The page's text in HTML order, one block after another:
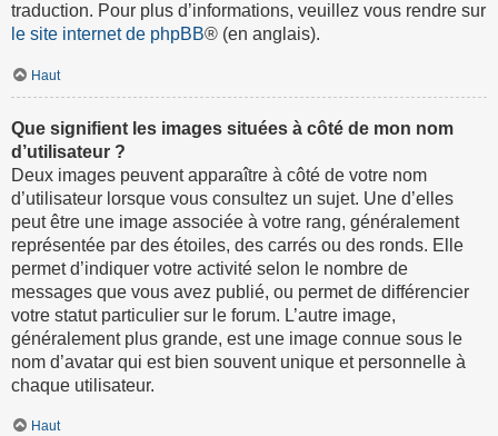
traduction. Pour plus d’informations, veuillez vous rendre sur
le site internet de phpBB® (en anglais).
Haut
Que signifient les images situées à côté de mon nom
d’utilisateur ?
Deux images peuvent apparaître à côté de votre nom
d’utilisateur lorsque vous consultez un sujet. Une d’elles
peut être une image associée à votre rang, généralement
représentée par des étoiles, des carrés ou des ronds. Elle
permet d’indiquer votre activité selon le nombre de
messages que vous avez publié, ou permet de différencier
votre statut particulier sur le forum. L’autre image,
généralement plus grande, est une image connue sous le
nom d’avatar qui est bien souvent unique et personnelle à
chaque utilisateur.
Haut